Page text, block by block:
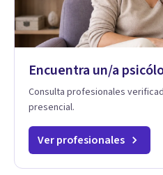
Encuentra un/a
Consulta profesionales
presencial.
Ver profesionales